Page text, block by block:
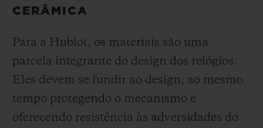
CERÂMICA
Para a Hublot, os materiais são uma
parcela integrante do design dos relógios.
Eles devem se fundir ao design, ao mesmo
tempo protegendo o mecanismo e
oferecendo resistência às adversidades do